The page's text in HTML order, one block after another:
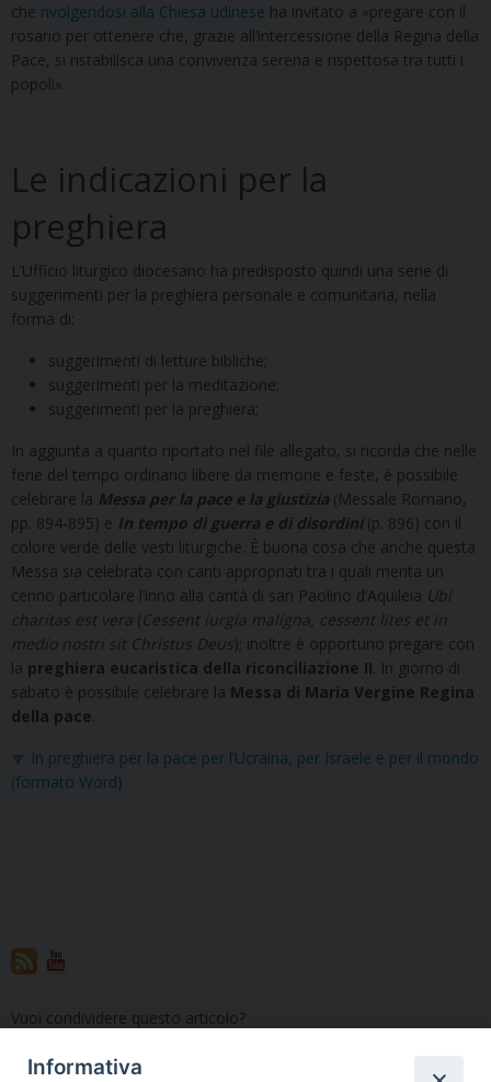
che rivolgendosi alla Chiesa udinese ha invitato a «pregare con il
rosario per ottenere che, grazie all’intercessione della Regina della
Pace, si ristabilisca una convivenza serena e rispettosa tra tutti i
popoli».
Le indicazioni per la
preghiera
L’Ufficio liturgico diocesano ha predisposto quindi una serie di
suggerimenti per la preghiera personale e comunitaria, nella
forma di:
suggerimenti di letture bibliche;
suggerimenti per la meditazione;
suggerimenti per la preghiera;
In aggiunta a quanto riportato nel file allegato, si ricorda che nelle
ferie del tempo ordinario libere da memorie e feste, è possibile
celebrare la Messa per la pace e la giustizia (Messale Romano,
pp. 894-895) e In tempo di guerra e di disordini (p. 896) con il
colore verde delle vesti liturgiche. È buona cosa che anche questa
Messa sia celebrata con canti appropriati tra i quali merita un
cenno particolare l’inno alla carità di san Paolino d’Aquileia Ubi
charitas est vera (Cessent iurgia maligna, cessent lites et in
medio nostri sit Christus Deus); inoltre è opportuno pregare con
la preghiera eucaristica della riconciliazione II . In giorno di
sabato è possibile celebrare la Messa di Maria Vergine Regina
della pace
🔽 In preghiera per la pace per l’Ucraina, per Israele e per il mondo
(formato Word)
Vuoi condividere questo articolo?
Informativa